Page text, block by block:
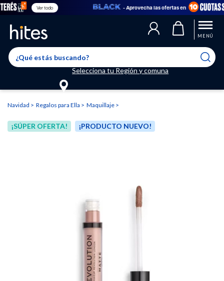
Ver todo - Aprovecha las ofertas en
MENÚ
Selecciona tu Región y comuna
El producto ha sido eliminado correctamente
El producto ha sido agregado a tu lista de favoritos correctamente
Llegaste al límite de productos favoritos permitidos, para agregar
uno nuevo ingresa a “Mi cuenta” y elimina los que ya no necesitas.
Navidad Regalos para Ella Maquillaje
¡SÚPER OFERTA! ¡PRODUCTO NUEVO!